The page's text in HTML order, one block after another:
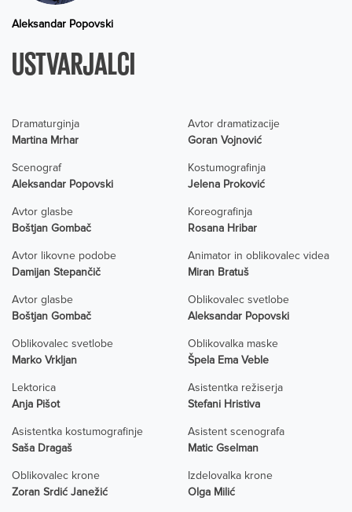
Aleksandar Popovski
USTVARJALCI
Dramaturginja
Martina Mrhar
Avtor dramatizacije
Goran Vojnović
Scenograf
Aleksandar Popovski
Kostumografinja
Jelena Proković
Avtor glasbe
Boštjan Gombač
Koreografinja
Rosana Hribar
Avtor likovne podobe
Damijan Stepančič
Animator in oblikovalec videa
Miran Bratuš
Avtor glasbe
Boštjan Gombač
Oblikovalec svetlobe
Aleksandar Popovski
Oblikovalec svetlobe
Marko Vrkljan
Oblikovalka maske
Špela Ema Veble
Lektorica
Anja Pišot
Asistentka režiserja
Stefani Hristiva
Asistentka kostumografinje
Saša Dragaš
Asistent scenografa
Matic Gselman
Oblikovalec krone
Zoran Srdić Janežić
Izdelovalka krone
Olga Milić